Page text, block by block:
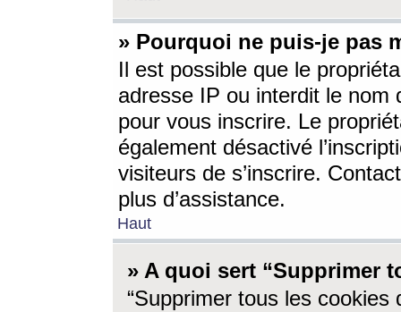
» Pourquoi ne puis-je pas
Il est possible que le
adresse IP ou interdit le nom
pour vous inscrire. Le
également désactivé
visiteurs de s’inscrire.
plus d’assistance.
Haut
» A quoi sert “Supprimer
“Supprimer tous les cookies